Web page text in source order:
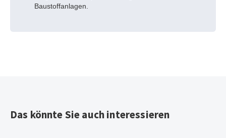
Baustoffanlagen.
Das könnte Sie auch interessieren